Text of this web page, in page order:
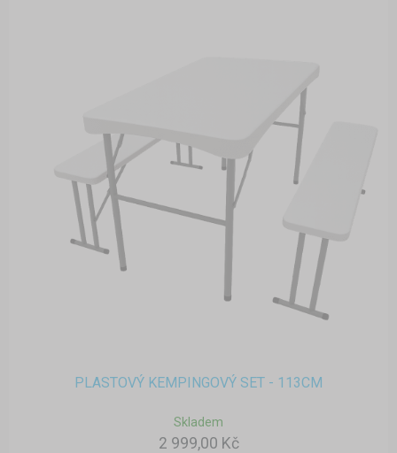
PLASTOVÝ KEMPINGOVÝ SET - 113CM
Skladem
2 999,00 Kč